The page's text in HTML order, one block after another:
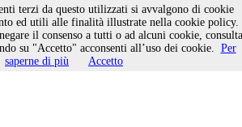
e
terzi da questo utilizzati si avvalgono di cookie
ed utili alle finalità illustrate nella cookie policy.
il consenso a tutti o ad alcuni cookie, consulta
su "Accetto" acconsenti all’uso dei cookie. Per
saperne di più
Accetto